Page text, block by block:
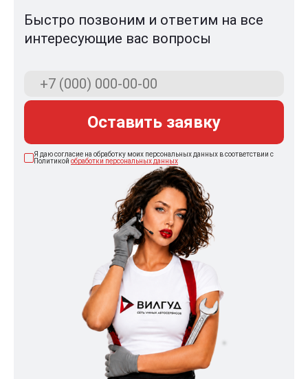
Быстро позвоним и ответим на все
интересующие вас вопросы
Оставить заявку
Я даю согласие на обработку моих персональных данных в соответствии с
Политикой обработки персональных данных